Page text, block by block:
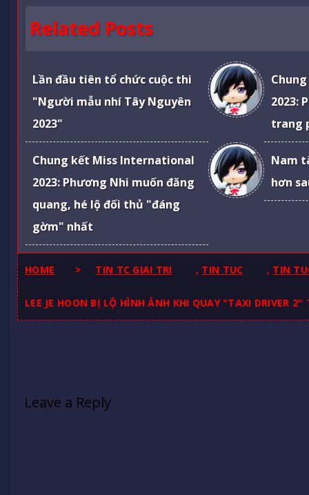
Related Posts
Lần đầu tiên tổ chức cuộc thi
"Người mẫu nhí Tây Nguyên
2023"
2023:
trang
Chung kết Miss International
2023: Phương Nhi muốn đăng
quang, hé lộ đối thủ "đáng
gờm" nhất
Nam
hơn
HOME > TIN TC GIAI TRI , TIN TUC , TIN
LEE JE HOON BỊ LỘ HÌNH ẢNH KHI QUAY "TAXI DRIVER
Leave a Reply